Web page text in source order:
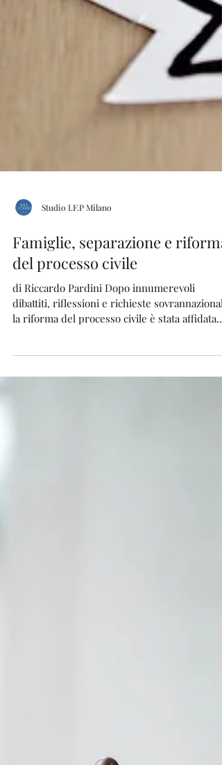
Studio I.F.P Milano
Famiglie, separazione e riforma
del processo civile
di Riccardo Pardini Dopo innumerevoli